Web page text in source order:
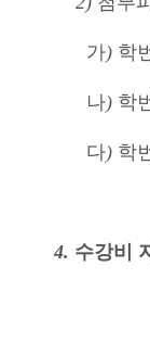
가) 학
나) 학
다) 학
4. 수강비